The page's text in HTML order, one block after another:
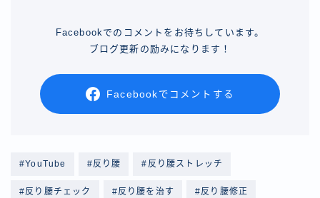
Facebookでのコメントをお待ちしています。
ブログ更新の励みになります！
Facebookでコメントする
#YouTube #反り腰 #反り腰ストレッチ
#反り腰チェック #反り腰を治す #反り腰修正